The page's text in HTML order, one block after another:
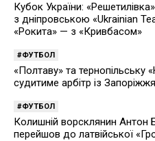
Кубок України: «Решетилівка»
з дніпровською «Ukrainian
«Рокита» — з «Кривбасом»
ФУТБОЛ
«Полтаву» та тернопільську
судитиме арбітр із Запоріжжя
ФУТБОЛ
Колишній ворсклянин Антон
перейшов до латвійської